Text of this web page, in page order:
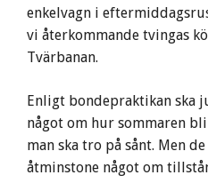
enkelvagn i
vi återkommande tvingas
Tvärbanan.
Enligt bondepraktikan ska
något om hur sommaren
man ska tro på sånt. Men
åtminstone något om